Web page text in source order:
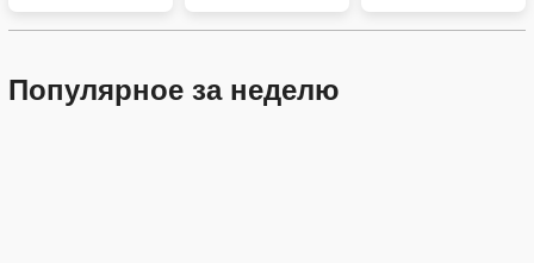
Популярное за неделю